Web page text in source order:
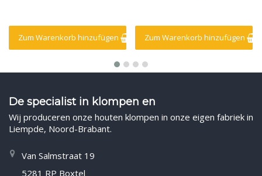
Zum Warenkorb hinzufügen Zum Warenkorb hinzufügen
De specialist in klompen en
Wij produceren onze houten klompen in onze eigen fabriek in
Liempde, Noord-Brabant.
Van Salmstraat 19
5281 RP Boxtel